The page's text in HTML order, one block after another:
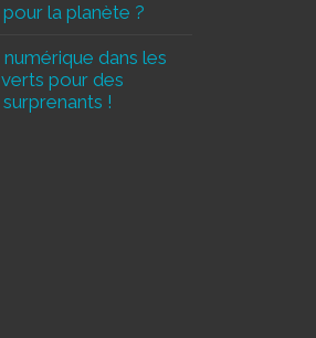
la planète ?
numérique dans les
pour des
!